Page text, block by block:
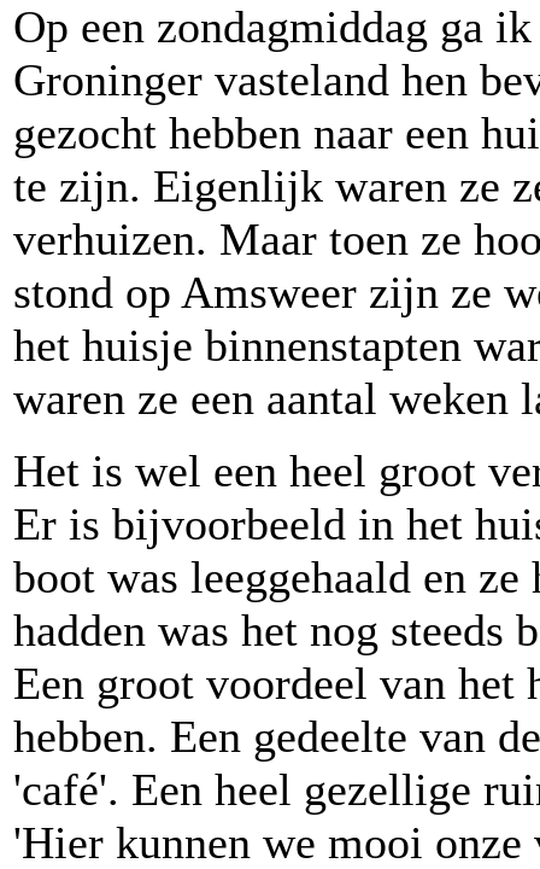
Op een zondagmiddag ga
Groninger vasteland hen
gezocht hebben naar een
te zijn. Eigenlijk waren ze
verhuizen. Maar toen ze
stond op Amsweer zijn ze
het huisje binnenstapten
waren ze een aantal weken
Het is wel een heel groot
Er is bijvoorbeeld in het
boot was leeggehaald en
hadden was het nog steeds
Een groot voordeel van het
hebben. Een gedeelte van
'café'. Een heel gezellige
'Hier kunnen we mooi